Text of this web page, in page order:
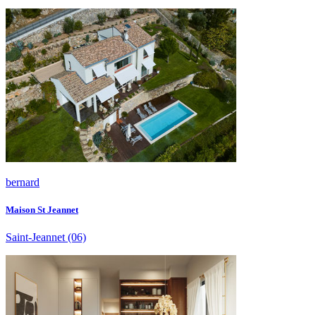
bernard
Maison St Jeannet
Saint-Jeannet(06)